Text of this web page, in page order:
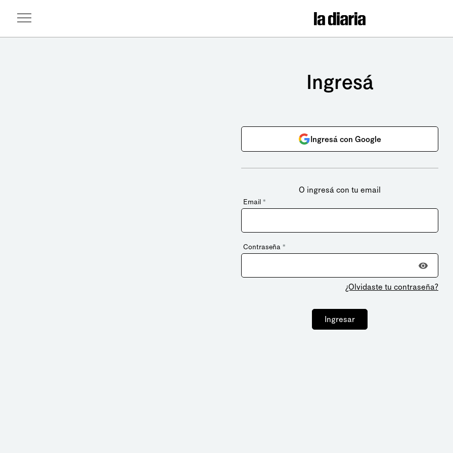
Ingresá
Ingresá con Google
O ingresá con tu email
Email *
Contraseña *
¿Olvidaste tu contraseña?
Ingresar